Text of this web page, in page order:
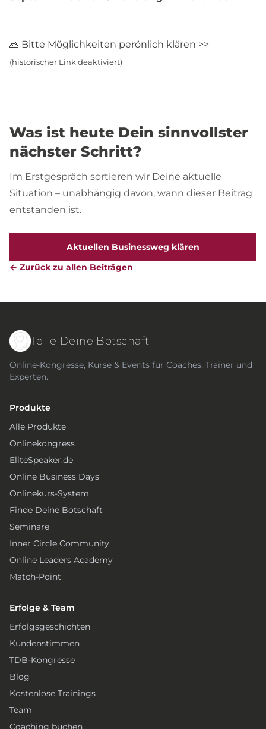
🙏 Bitte Möglichkeiten perönlich klären >>
(historischer Link deaktiviert)
Was ist heute Dein sinnvollster
nächster Schritt?
Im Erstgespräch sortieren wir Deine aktuelle
Situation – unabhängig davon, wann dieser Beitrag
entstanden ist.
Aktuellen Businessweg klären
← Zurück zu allen Beiträgen
Teile Deine Botschaft
Online-Kongresse, Kurse & Events für Coaches, Trainer und
Experten.
Produkte
Alle Produkte
Onlinekongress
EliteSpeaker.de
Online Business Days
Onlinekurs-System
Finde Deine Botschaft
Seminare
Inner Circle Community
Online Leaders Academy
Match-Point
Erfolge & Team
Erfolgsgeschichten
Kundenstimmen
TDB-Kongresse
Blog
Kostenlose Trainings
Team
Coaching buchen